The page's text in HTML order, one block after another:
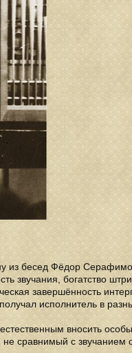
из бесед Фёдор
звучания, богатство
завершённость
исполнитель в
вносить
сравнимый с звучанием